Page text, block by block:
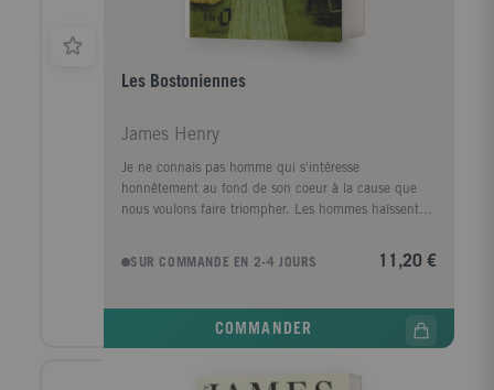
Les Bostoniennes
James Henry
Je ne connais pas homme qui s'intéresse
honnêtement au fond de son coeur à la cause que
nous voulons faire triompher. Les hommes haïssent
essayent de l'anéantir partout où ils la rencontrent...
Le monde regorge de beaux messieurs qui seraient
leur égoïsme, leurs intérêts, ou leur immoralité - et je
deveniez - ce serait une fameuse victoire pour l'un
SUR COMMANDE EN 2-4 JOURS 11,20 €
COMMANDER